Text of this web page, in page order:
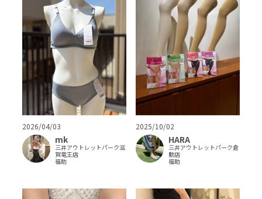
2026/04/03
mk
三井アウトレットパーク滋
賀竜王店
福助
2025/10/02
HARA
三井アウトレットパーク倉
敷店
福助